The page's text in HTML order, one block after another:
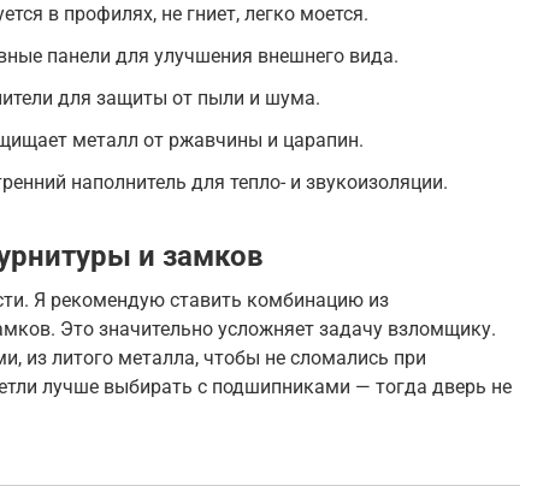
в профилях, не гниет, легко моется.
панели для улучшения внешнего вида.
для защиты от пыли и шума.
металл от ржавчины и царапин.
наполнитель для тепло- и звукоизоляции.
и замков
Я рекомендую ставить комбинацию из
Это значительно усложняет задачу взломщику.
из литого металла, чтобы не сломались при
лучше выбирать с подшипниками — тогда дверь не